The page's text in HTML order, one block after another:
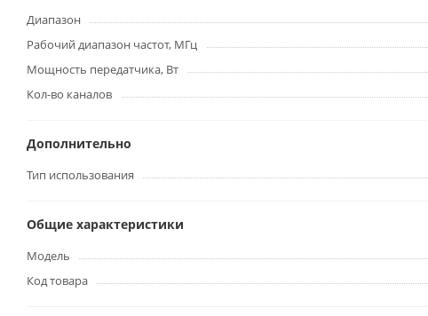
Диапазон
Рабочий диапазон частот, МГц
Мощность передатчика, Вт
Кол-во каналов
Дополнительно
Тип использования
Общие характеристики
Модель
Код товара